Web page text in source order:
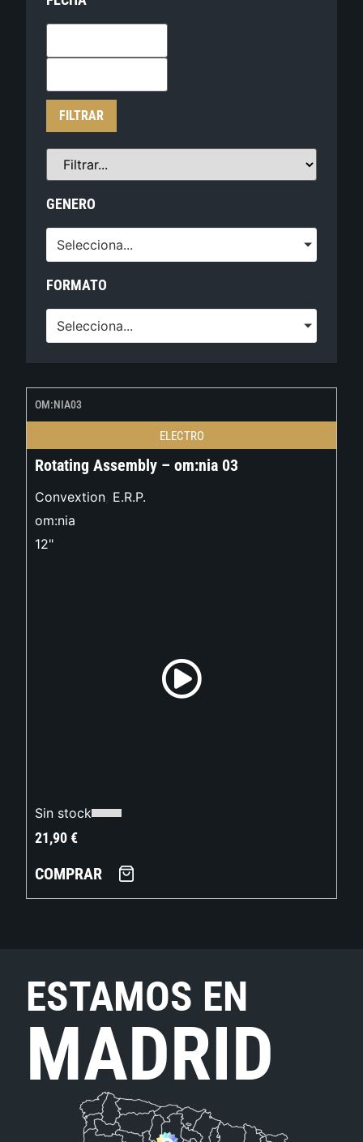
FILTRAR
GENERO
Selecciona...
FORMATO
Selecciona...
OM:NIA03
ELECTRO
Rotating Assembly – om:nia 03
Convextion, E.R.P.
om:nia
12"
Sin stock
21,90€
COMPRAR
ESTAMOS EN
MADRID